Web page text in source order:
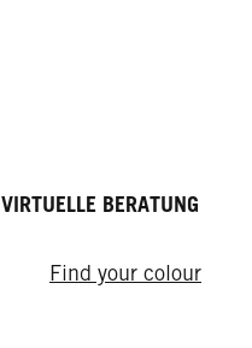
VIRTUELLE BERATUNG
Find your colour